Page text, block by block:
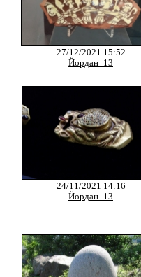
27/12/2021 15:52
Йордан_13
24/11/2021 14:16
Йордан_13